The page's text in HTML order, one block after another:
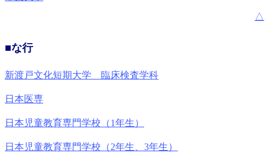
△
■な行
新渡戸文化短期大学 臨床検査学科
日本医専
日本児童教育専門学校（1年生）
日本児童教育専門学校（2年生、3年生）